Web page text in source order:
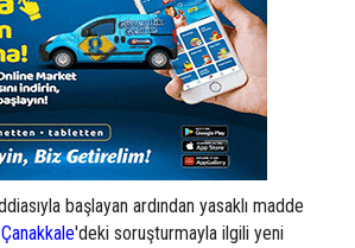
başlayan ardından yasaklı madde
Çanakkale'deki soruşturmayla ilgili yeni